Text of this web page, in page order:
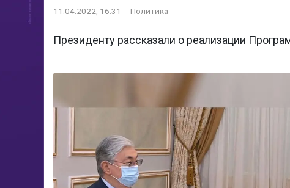
11.04.2022, 16:31 Политика
Президенту рассказали о реализации